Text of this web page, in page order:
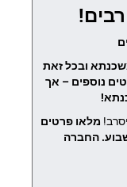
ובכל זאת
נוספים – אך
מלאו פרטים
החברה